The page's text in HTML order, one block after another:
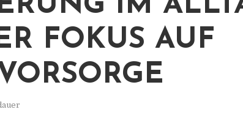
FOKUS AUF